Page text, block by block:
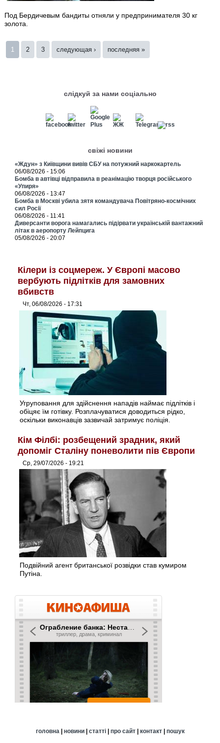
Под Бердичевым бандиты отняли у предпринимателя 30 кг
золота.
Страницы
1 2 3 следующая › последняя »
слідкуй за нами соціально
свіжі новини
«Ждун» з Київщини вивів СБУ на потужний наркокартель
06/08/2026 - 15:06
Бомба в автівці відправила в реанімацію творця російського
«Упиря»
06/08/2026 - 13:47
Бомба в Москві убила зятя командувача Повітряно-космічних
сил Росії
06/08/2026 - 11:41
Диверсанти ворога намагались підірвати українській вантажний
літак в аеропорту Лейпцига
05/08/2026 - 20:07
Кілери із соцмереж. У Європі масово
вербують підлітків для замовних
вбивств
Чт, 06/08/2026 - 17:31
Угруповання для здійснення нападів наймає підлітків і
обіцяє їм готівку. Розплачуватися доводиться рідко,
оскільки виконавців зазвичай затримує поліція.
Кім Філбі: розбещений зрадник, який
допоміг Сталіну поневолити пів Європи
Ср, 29/07/2026 - 19:21
Подвійний агент британської розвідки став кумиром
Путіна.
головна | новини| статті| про сайт| контакт| пошук